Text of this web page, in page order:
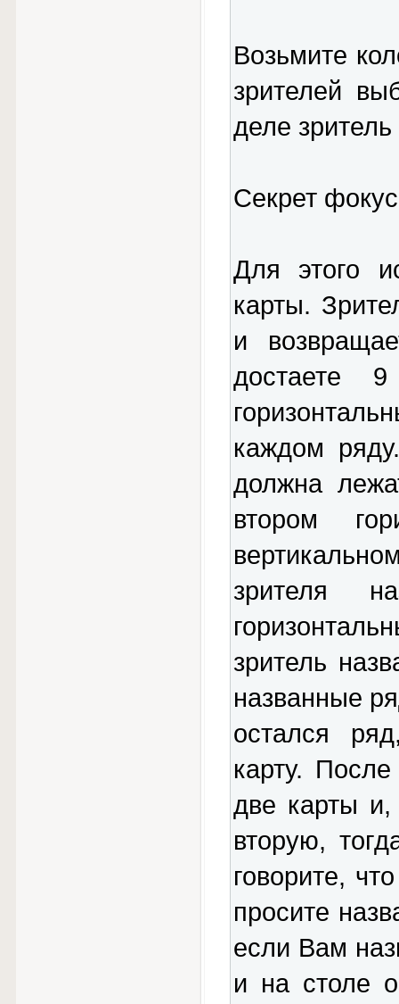
Возьмите
зрителей
деле
Секрет
Для этого
карты.
и
достаете
каждом
должна
втором
зрителя
зритель
названные
остался
карту.
две карты
вторую,
говорите,
просите
если Вам
и на столе